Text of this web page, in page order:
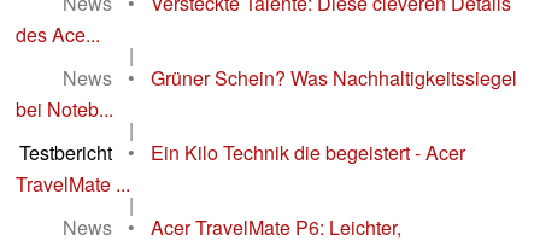
des Ace...
|
News
•
Grüner Schein? Was Nachhaltigkeitssiegel
bei Noteb...
|
Testbericht
•
Ein Kilo Technik die begeistert - Acer
TravelMate ...
|
News
•
Acer TravelMate P6: Leichter,